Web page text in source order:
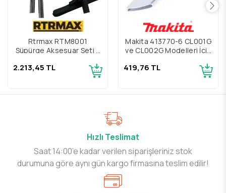
Rtrmax RTM8001
Süpürge Aksesuar Seti 5
2.213,45 TL
Makita 413770-6 CL001G
ve CL002G Modelleri İçin
419,76 TL
Hızlı Teslimat
Saat 14:00’e kadar verilen siparişleriniz stok
durumuna göre aynı gün kargo firmasına teslim edilir!